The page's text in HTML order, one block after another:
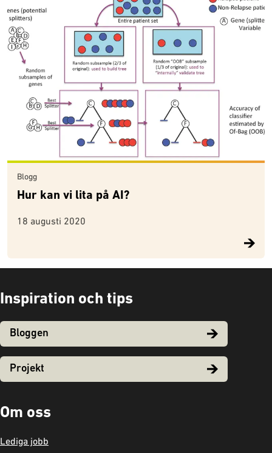
Blogg
Hur kan vi lita på AI?
18 augusti 2020
Inspiration och tips
Bloggen
Projekt
Om oss
Lediga jobb